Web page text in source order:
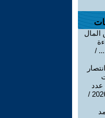
/
عدد
جوان-جويلية-اوت 2026 /